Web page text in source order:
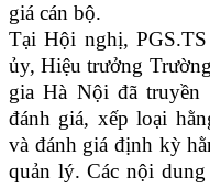
giá cán bộ.
Tại Hội nghị,
ủy, Hiệu trưởng
gia Hà Nội đã truyền
đánh giá, xếp loại
và đánh giá định kỳ
quản lý. Các nội